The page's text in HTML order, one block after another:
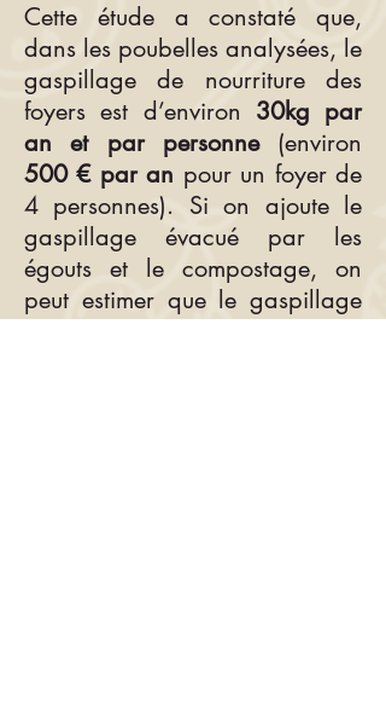
Cette étude a constaté que,
dans les poubelles analysées, le
gaspillage de nourriture des
foyers est d’environ 30kg par
an et par personne(environ
500 € par an pour un foyer de
4 personnes). Si on ajoute le
gaspillage évacué par les
égouts et le compostage, on
peut estimer que le gaspillage